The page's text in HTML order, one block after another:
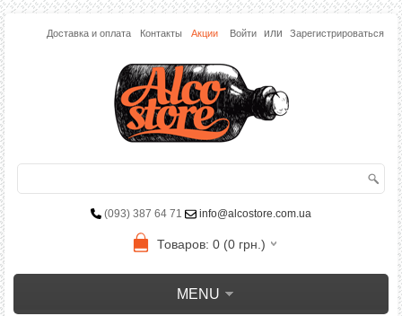
Доставка и оплата Контакты Акции Войти или Зарегистрироваться
(093) 387 64 71 info@alcostore.com.ua
Товаров: 0 (0 грн.)
MENU